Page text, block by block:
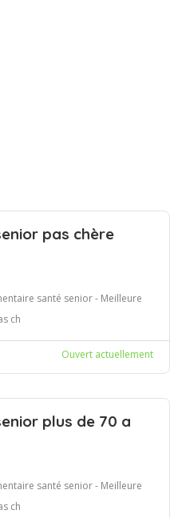
pas chère
santé senior - Meilleure
ch
Ouvert actuellement
plus de 70 a
santé senior - Meilleure
ch